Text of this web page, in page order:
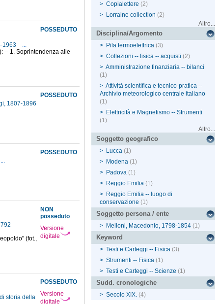
POSSEDUTO
1963
...
-- 1. Soprintendenza alle
POSSEDUTO
1807-1896
POSSEDUTO
...
NON
posseduto
Versione
digitale
(fot.,
POSSEDUTO
Versione
digitale
storia della
> Copialettere (2)
> Lorraine collection (2)
Altro...
Disciplina/Argomento
> Pila termoelettrica (3)
> Collezioni -- fisica -- acquisti (2)
> Amministrazione finanziaria -- bilanci
(1)
> Attività scientifica e tecnico-pratica --
Archivio meteorologico centrale italiano
(1)
> Elettricità e Magnetismo -- Strumenti
(1)
Altro...
Soggetto geografico
> Lucca (1)
> Modena (1)
> Padova (1)
> Reggio Emilia (1)
> Reggio Emilia -- luogo di
conservazione (1)
Soggetto persona / ente
> Melloni, Macedonio, 1798-1854 (1)
Keyword
> Testi e Carteggi -- Fisica (3)
> Strumenti -- Fisica (1)
> Testi e Carteggi -- Scienze (1)
Sudd. cronologiche
> Secolo XIX. (4)